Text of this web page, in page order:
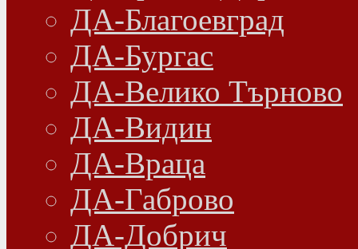
ДА-Благоевград
ДА-Бургас
ДА-Велико Търново
ДА-Видин
ДА-Враца
ДА-Габрово
ДА-Добрич